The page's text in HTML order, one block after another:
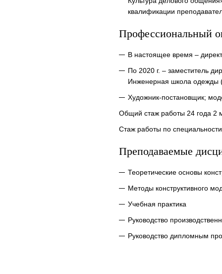
квалификации
Профессиональный
В настоящее время –
По 2020 г. – заместитель
Инженерная школа одежды
Художник-постановщик;
Общий стаж работы 24 года 2
Стаж работы по
Преподаваемые
Теоретические основы
Методы конструктивного
Учебная практика
Руководство
Руководство дипломным